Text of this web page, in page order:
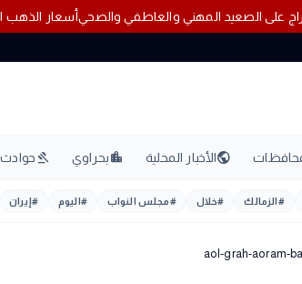
أسعار الذهب اليوم الخميس
publicالأخبار المحلية location_cityبحراوي gavel
#الزمالك #خلال #مجلس النواب #اليوم #إيران